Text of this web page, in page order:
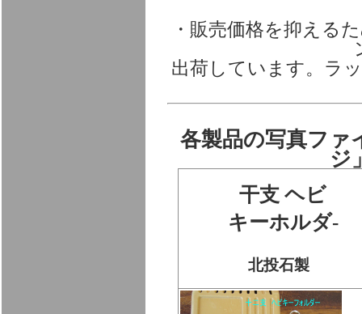
・販売価格を抑える
出荷しています。ラ
各製品の写真ファ
ジ
干支 ヘビ
キーホルダ-
北投石製